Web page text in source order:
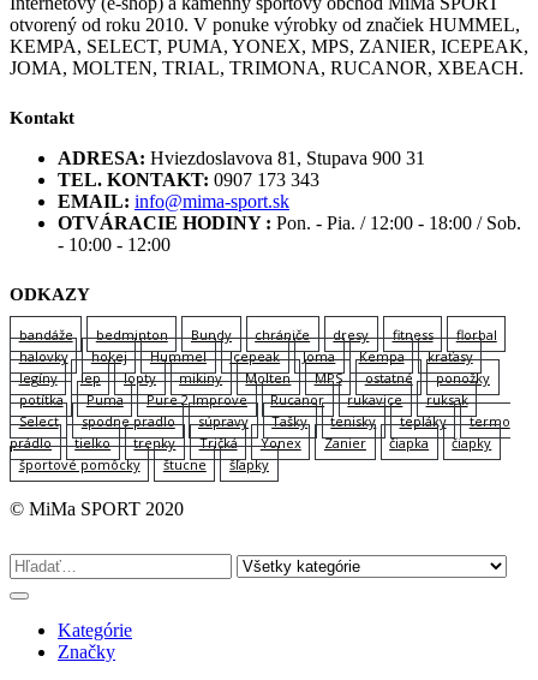
otvorený od roku 2010. V ponuke výrobky od značiek HUMMEL,
KEMPA, SELECT, PUMA, YONEX, MPS, ZANIER, ICEPEAK,
JOMA, MOLTEN, TRIAL, TRIMONA, RUCANOR, XBEACH.
Kontakt
ADRESA: Hviezdoslavova 81, Stupava 900 31
TEL. KONTAKT: 0907 173 343
EMAIL: info@mima-sport.sk
OTVÁRACIE HODINY : Pon. - Pia. / 12:00 - 18:00 / Sob.
- 10:00 - 12:00
ODKAZY
bandáže bedminton Bundy chrániče dresy fitness
florbal
halovky
hokej Hummel Icepeak Joma Kempa
kraťasy
legíny
lep lopty mikiny Molten MPS ostatné
ponožky
potítka
Puma Pure 2 Improve Rucanor rukavice
ruksak
Select
spodne pradlo súpravy Tašky tenisky tepláky
termo
prádlo
tielko trenky Tričká Yonex Zanier čiapka
čiapky
športové pomôcky
štucne šľapky
© MiMa SPORT 2020
Kategórie
Značky